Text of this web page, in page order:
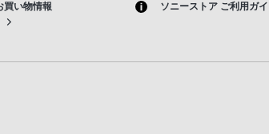
買い物情報
ソニーストア ご利用ガ